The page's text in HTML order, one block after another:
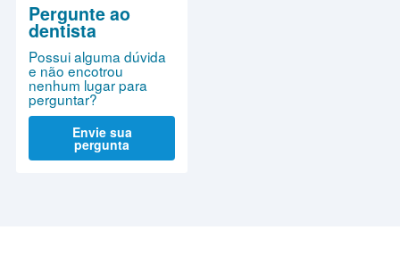
Pergunte ao
dentista
Possui alguma dúvida
e não encotrou
nenhum lugar para
perguntar?
Envie sua
pergunta